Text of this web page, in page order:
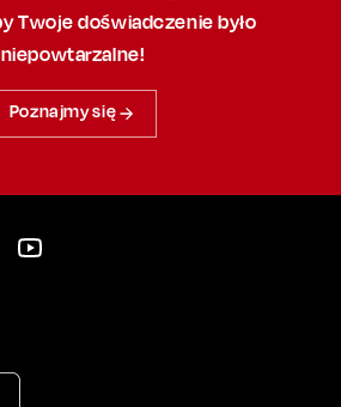
Twoje doświadczenie było
niepowtarzalne!
Poznajmy się